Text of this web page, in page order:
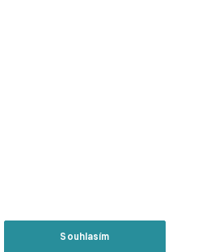
Souhlasím